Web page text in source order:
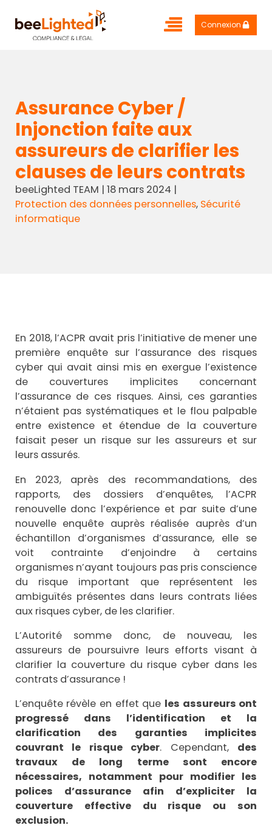
Connexion
Assurance Cyber /
Injonction faite aux
assureurs de clarifier les
clauses de leurs contrats
beeLighted TEAM | 18 mars 2024 |
Protection des données personnelles, Sécurité
informatique
En 2018, l’ACPR avait pris l’initiative de mener une
première enquête sur l’assurance des risques
cyber qui avait ainsi mis en exergue l’existence
de couvertures implicites concernant
l’assurance de ces risques. Ainsi, ces garanties
n’étaient pas systématiques et le flou palpable
entre existence et étendue de la couverture
faisait peser un risque sur les assureurs et sur
leurs assurés.
En 2023, après des recommandations, des
rapports, des dossiers d’enquêtes, l’ACPR
renouvelle donc l’expérience et par suite d’une
nouvelle enquête auprès réalisée auprès d’un
échantillon d’organismes d’assurance, elle se
voit contrainte d’enjoindre à certains
organismes n’ayant toujours pas pris conscience
du risque important que représentent les
ambiguïtés présentes dans leurs contrats liées
aux risques cyber, de les clarifier.
L’Autorité somme donc, de nouveau, les
assureurs de poursuivre leurs efforts visant à
clarifier la couverture du risque cyber dans les
contrats d’assurance !
L’enquête révèle en effet que les assureurs ont
progressé dans l’identification et la
clarification des garanties implicites
couvrant le risque cyber. Cependant, des
travaux de long terme sont encore
nécessaires, notamment pour modifier les
polices d’assurance afin d’expliciter la
couverture effective du risque ou son
exclusion.